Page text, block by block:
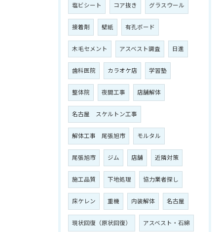
塩ビシート コア抜き グラスウール
接着剤 壁紙 有孔ボード
木毛セメント アスベスト調査 日進
歯科医院 カラオケ店 学習塾
整体院 夜間工事 店舗解体
名古屋 スケルトン工事
解体工事 尾張旭市 モルタル
尾張旭市 ジム 店舗 近隣対策
施工品質 下地処理 協力業者探し
床ケレン 重機 内装解体 名古屋
現状回復（原状回復） アスベスト・石綿